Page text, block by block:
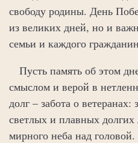
свободу родины. День
из великих дней, но и
семьи и каждого
Пусть память об этом
смыслом и верой в
долг – забота о ветеранах:
светлых и плавных долгих
мирного неба над